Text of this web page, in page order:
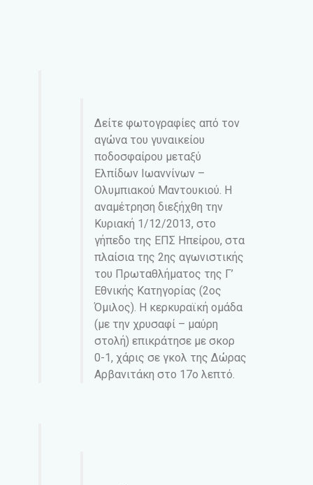
Δείτε φωτογραφίες από τον
αγώνα του γυναικείου
ποδοσφαίρου μεταξύ
Ελπίδων Ιωαννίνων –
Ολυμπιακού Μαντουκιού. Η
αναμέτρηση διεξήχθη την
Κυριακή 1/12/2013, στο
γήπεδο της ΕΠΣ Ηπείρου, στα
πλαίσια της 2ης αγωνιστικής
του Πρωταθλήματος της Γ’
Εθνικής Κατηγορίας (2ος
Όμιλος). Η κερκυραϊκή ομάδα
(με την χρυσαφί – μαύρη
στολή) επικράτησε με σκορ
0-1, χάρις σε γκολ της Δώρας
Αρβανιτάκη στο 17ο λεπτό.